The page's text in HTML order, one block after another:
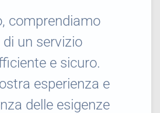
comprendiamo
di un servizio
e sicuro.
esperienza e
delle esigenze